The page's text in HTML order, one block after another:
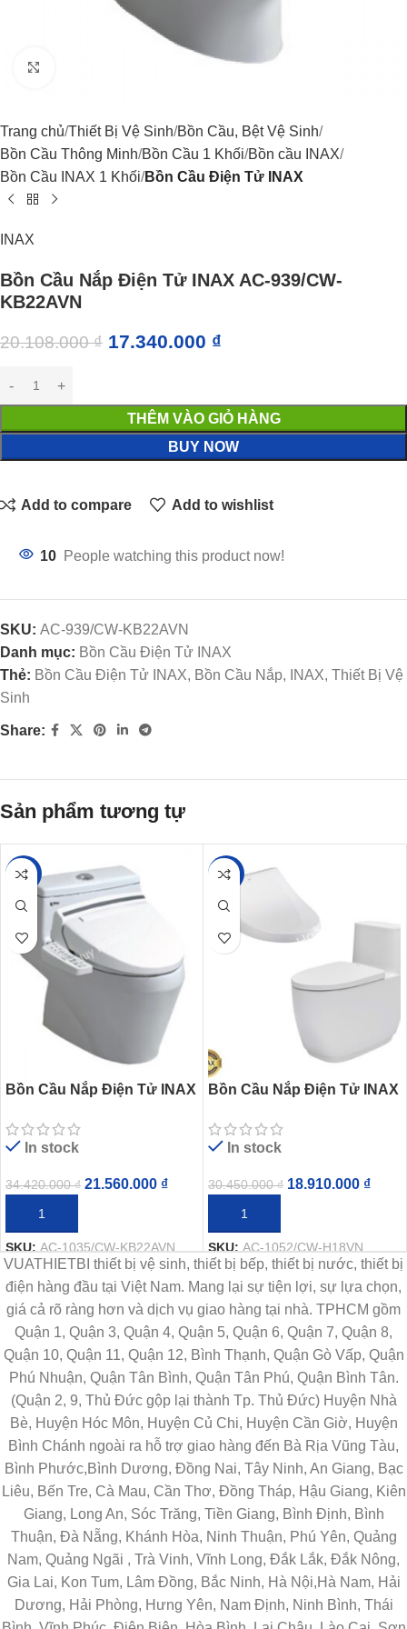
Trang chủ Thiết Bị Vệ Sinh Bồn Cầu, Bệt Vệ Sinh
Bồn Cầu Thông Minh Bồn Cầu 1 Khối Bồn cầu INAX
Bồn Cầu INAX 1 Khối Bồn Cầu Điện Tử INAX
INAX
Bồn Cầu Nắp Điện Tử INAX AC-939/CW-
KB22AVN
20.108.000₫ 17.340.000 ₫
THÊM VÀO GIỎ HÀNG
BUY NOW
Add to compare Add to wishlist
10 People watching this product now!
SKU: AC-939/CW-KB22AVN
Danh mục: Bồn Cầu Điện Tử INAX
Thẻ: Bồn Cầu Điện Tử INAX, Bồn Cầu Nắp, INAX, Thiết Bị Vệ
Sinh
Share:
Sản phẩm tương tự
-37%
Bồn Cầu Nắp Điện Tử INAX
In stock
34.420.000₫ 21.560.000 ₫
THÊM VÀO GIỎ HÀNG
SKU:AC-1035/CW-KB22AVN
-38%
Bồn Cầu Nắp Điện Tử INAX
In stock
30.450.000₫ 18.910.000 ₫
THÊM VÀO GIỎ HÀNG
SKU:AC-1052/CW-H18VN
VUATHIETBI thiết bị vệ sinh, thiết bị bếp, thiết bị nước, thiết bị
điện hàng đầu tại Việt Nam. Mang lại sự tiện lợi, sự lựa chọn,
giá cả rõ ràng hơn và dịch vụ giao hàng tại nhà. TPHCM gồm
Quận 1, Quận 3, Quận 4, Quận 5, Quận 6, Quận 7, Quận 8,
Quận 10, Quận 11, Quận 12, Bình Thạnh, Quận Gò Vấp, Quận
Phú Nhuận, Quận Tân Bình, Quận Tân Phú, Quận Bình Tân.
(Quận 2, 9, Thủ Đức gộp lại thành Tp. Thủ Đức) Huyện Nhà
Bè, Huyện Hóc Môn, Huyện Củ Chi, Huyện Cần Giờ, Huyện
Bình Chánh ngoài ra hỗ trợ giao hàng đến Bà Rịa Vũng Tàu,
Bình Phước,Bình Dương, Đồng Nai, Tây Ninh, An Giang, Bạc
Liêu, Bến Tre, Cà Mau, Cần Thơ, Đồng Tháp, Hậu Giang, Kiên
Giang, Long An, Sóc Trăng, Tiền Giang, Bình Định, Bình
Thuận, Đà Nẵng, Khánh Hòa, Ninh Thuận, Phú Yên, Quảng
Nam, Quảng Ngãi , Trà Vinh, Vĩnh Long, Đắk Lắk, Đắk Nông,
Gia Lai, Kon Tum, Lâm Đồng, Bắc Ninh, Hà Nội,Hà Nam, Hải
Dương, Hải Phòng, Hưng Yên, Nam Định, Ninh Bình, Thái